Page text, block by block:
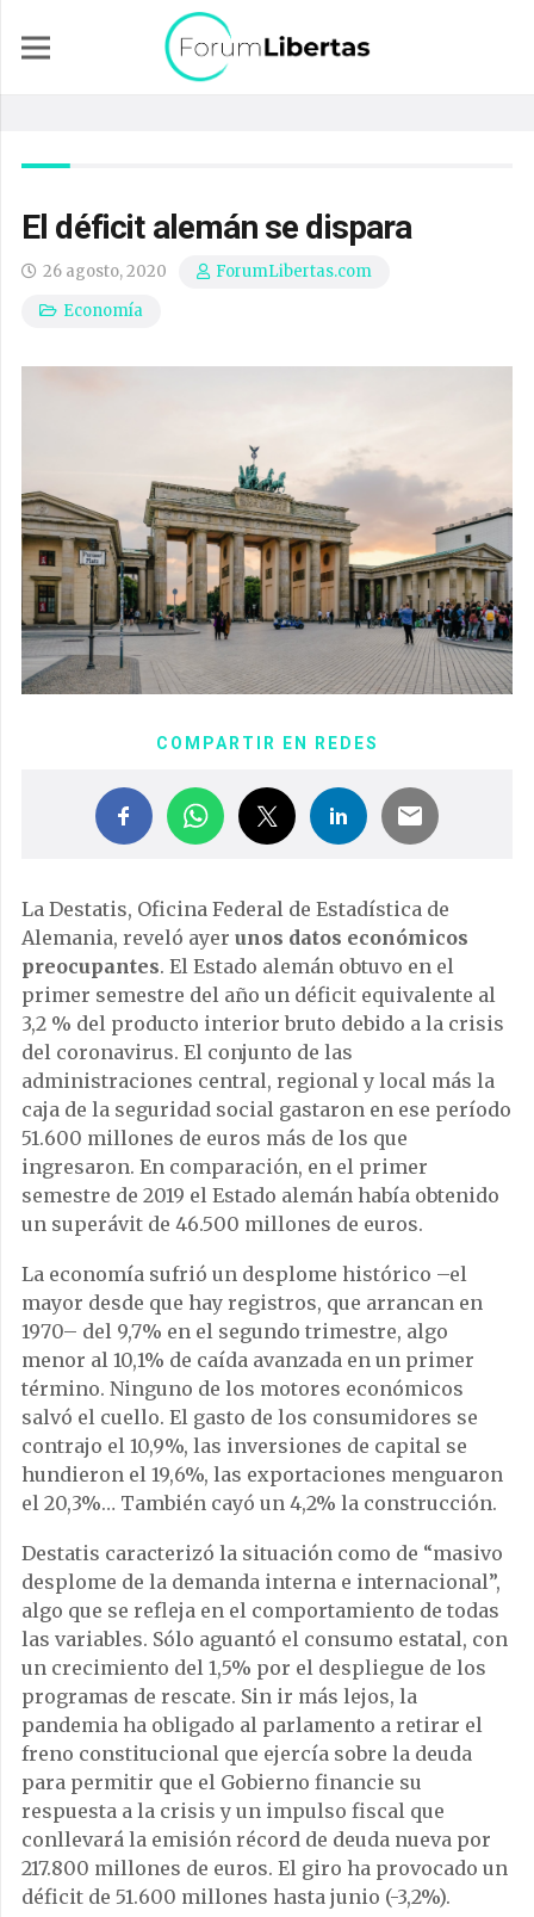
El déficit alemán se dispara
26 agosto, 2020
ForumLibertas.com
Economía
COMPARTIR EN REDES
La Destatis, Oficina Federal de Estadística de
Alemania, reveló ayer unos datos económicos
preocupantes. El Estado alemán obtuvo en el
primer semestre del año un déficit equivalente al
3,2 % del producto interior bruto debido a la crisis
del coronavirus. El conjunto de las
administraciones central, regional y local más la
caja de la seguridad social gastaron en ese período
51.600 millones de euros más de los que
ingresaron. En comparación, en el primer
semestre de 2019 el Estado alemán había obtenido
un superávit de 46.500 millones de euros.
La economía sufrió un desplome histórico –el
mayor desde que hay registros, que arrancan en
1970– del 9,7% en el segundo trimestre, algo
menor al 10,1% de caída avanzada en un primer
término. Ninguno de los motores económicos
salvó el cuello. El gasto de los consumidores se
contrajo el 10,9%, las inversiones de capital se
hundieron el 19,6%, las exportaciones menguaron
el 20,3%… También cayó un 4,2% la construcción.
Destatis caracterizó la situación como de “masivo
desplome de la demanda interna e internacional”,
algo que se refleja en el comportamiento de todas
las variables. Sólo aguantó el consumo estatal, con
un crecimiento del 1,5% por el despliegue de los
programas de rescate. Sin ir más lejos, la
pandemia ha obligado al parlamento a retirar el
freno constitucional que ejercía sobre la deuda
para permitir que el Gobierno financie su
respuesta a la crisis y un impulso fiscal que
conllevará la emisión récord de deuda nueva por
217.800 millones de euros. El giro ha provocado un
déficit de 51.600 millones hasta junio (-3,2%).